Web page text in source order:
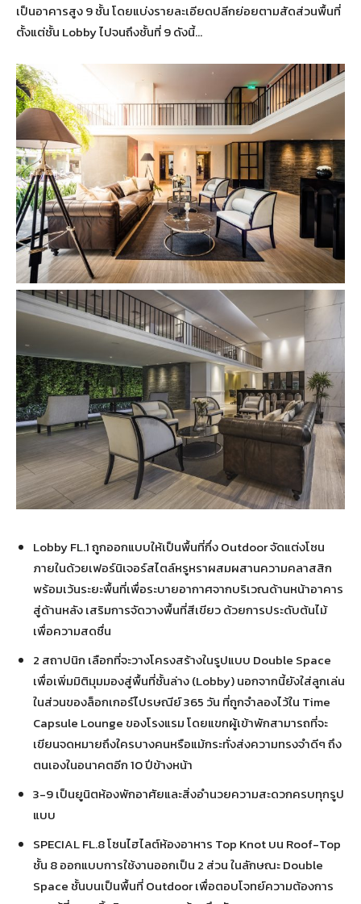
เป็นอาคารสูง 9 ชั้น โดยแบ่งรายละเอียดปลีกย่อยตามสัดส่วนพื้นที่
ตั้งแต่ชั้น Lobby ไปจนถึงชั้นที่ 9 ดังนี้…
Lobby FL.1 ถูกออกแบบให้เป็นพื้นที่กึ่ง Outdoor จัดแต่งโซน
ภายในด้วยเฟอร์นิเจอร์สไตล์หรูหราผสมผสานความคลาสสิก
พร้อมเว้นระยะพื้นที่เพื่อระบายอากาศจากบริเวณด้านหน้าอาคาร
สู่ด้านหลัง เสริมการจัดวางพื้นที่สีเขียว ด้วยการประดับต้นไม้
เพื่อความสดชื่น
2 สถาปนิก เลือกที่จะวางโครงสร้างในรูปแบบ Double Space
เพื่อเพิ่มมิติมุมมองสู่พื้นที่ชั้นล่าง (Lobby) นอกจากนี้ยังใส่ลูกเล่น
ในส่วนของล็อกเกอร์ไปรษณีย์ 365 วัน ที่ถูกจำลองไว้ใน Time
Capsule Lounge ของโรงแรม โดยแขกผู้เข้าพักสามารถที่จะ
เขียนจดหมายถึงใครบางคนหรือแม้กระทั่งส่งความทรงจำดีๆ ถึง
ตนเองในอนาคตอีก 10 ปีข้างหน้า
3-9 เป็นยูนิตห้องพักอาศัยและสิ่งอำนวยความสะดวกครบทุกรูป
แบบ
SPECIAL FL.8 โซนไฮไลต์ห้องอาหาร Top Knot บน Roof-Top
ชั้น 8 ออกแบบการใช้งานออกเป็น 2 ส่วน ในลักษณะ Double
Space ชั้นบนเป็นพื้นที่ Outdoor เพื่อตอบโจทย์ความต้องการ